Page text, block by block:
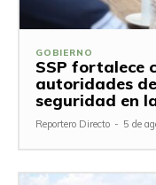
GOBIERNO
SSP fortalece
autoridades
seguridad en
Reportero Directo - 5 de